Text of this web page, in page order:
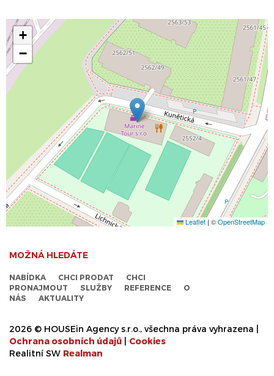
+
−
Leaflet | ©OpenStreetMap
MOŽNÁ HLEDÁTE
NABÍDKA CHCI PRODAT
CHCI
PRONAJMOUT
SLUŽBY REFERENCE
O
NÁS
AKTUALITY
2026 © HOUSEin Agency s.r.o., všechna práva vyhrazena |
Ochrana osobních údajů
Cookies
Realitní SW Realman